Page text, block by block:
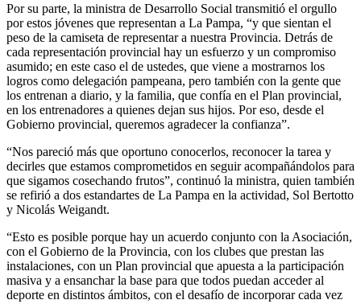
Por su parte, la ministra de Desarrollo Social transmitió el orgullo
por estos jóvenes que representan a La Pampa, “y que sientan el
peso de la camiseta de representar a nuestra Provincia. Detrás de
cada representación provincial hay un esfuerzo y un compromiso
asumido; en este caso el de ustedes, que viene a mostrarnos los
logros como delegación pampeana, pero también con la gente que
los entrenan a diario, y la familia, que confía en el Plan provincial,
en los entrenadores a quienes dejan sus hijos. Por eso, desde el
Gobierno provincial, queremos agradecer la confianza”.
“Nos pareció más que oportuno conocerlos, reconocer la tarea y
decirles que estamos comprometidos en seguir acompañándolos para
que sigamos cosechando frutos”, continuó la ministra, quien también
se refirió a dos estandartes de La Pampa en la actividad, Sol Bertotto
y Nicolás Weigandt.
“Esto es posible porque hay un acuerdo conjunto con la Asociación,
con el Gobierno de la Provincia, con los clubes que prestan las
instalaciones, con un Plan provincial que apuesta a la participación
masiva y a ensanchar la base para que todos puedan acceder al
deporte en distintos ámbitos, con el desafío de incorporar cada vez